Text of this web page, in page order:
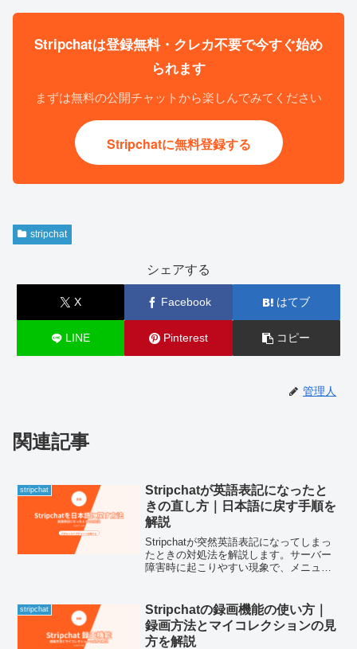
Stripchatは登録無料・クレカ不要で今すぐ始め
られます
まずは無料の公開チャットから楽しんでみてください
Stripchatに無料登録する
stripchat
シェアする
X Facebook はてブ
LINE Pinterest コピー
管理人
関連記事
stripchat
Stripchatが英語表記になったと
きの直し方｜日本語に戻す手順を
解説
Stripchatが突然英語表記になってしまっ
たときの対処法を解説します。サーバー
障害時に起こりやすい現象で、メニュー
stripchat
Stripchatの録画機能の使い方｜
録画方法とマイコレクションの見
方を解説